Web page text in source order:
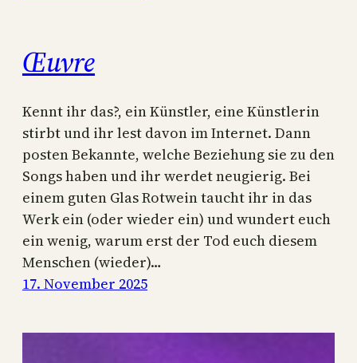
Œuvre
Kennt ihr das?, ein Künstler, eine Künstlerin
stirbt und ihr lest davon im Internet. Dann
posten Bekannte, welche Beziehung sie zu den
Songs haben und ihr werdet neugierig. Bei
einem guten Glas Rotwein taucht ihr in das
Werk ein (oder wieder ein) und wundert euch
ein wenig, warum erst der Tod euch diesem
Menschen (wieder)…
17. November 2025